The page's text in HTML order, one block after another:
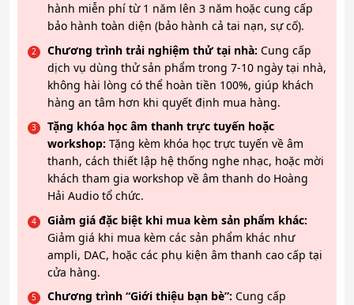
hành miễn phí từ 1 năm lên 3 năm hoặc cung cấp
bảo hành toàn diện (bảo hành cả tai nạn, sự cố).
Chương trình trải nghiệm thử tại nhà: Cung cấp
dịch vụ dùng thử sản phẩm trong 7-10 ngày tại nhà,
không hài lòng có thể hoàn tiền 100%, giúp khách
hàng an tâm hơn khi quyết định mua hàng.
Tặng khóa học âm thanh trực tuyến hoặc
workshop: Tặng kèm khóa học trực tuyến về âm
thanh, cách thiết lập hệ thống nghe nhạc, hoặc mời
khách tham gia workshop về âm thanh do Hoàng
Hải Audio tổ chức.
Giảm giá đặc biệt khi mua kèm sản phẩm khác:
Giảm giá khi mua kèm các sản phẩm khác như
ampli, DAC, hoặc các phụ kiện âm thanh cao cấp tại
cửa hàng.
Chương trình “Giới thiệu bạn bè”: Cung cấp